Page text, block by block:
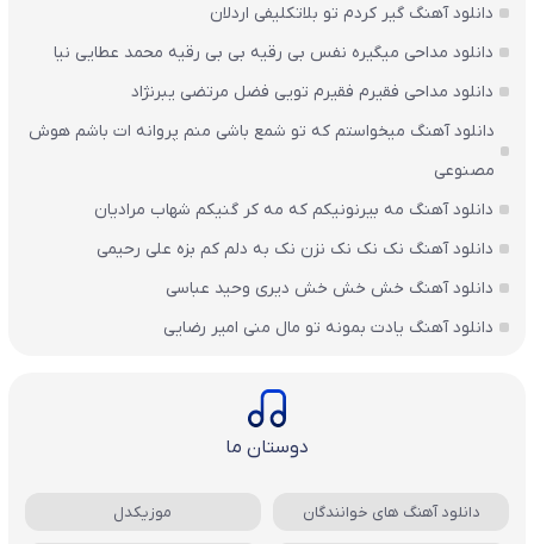
دانلود آهنگ گیر کردم تو بلاتکلیفی اردلان
دانلود مداحی میگیره نفس بی رقیه بی بی رقیه محمد عطایی نیا
دانلود مداحی فقیرم فقیرم تویی فضل مرتضی یبرنژاد
دانلود آهنگ میخواستم که تو شمع باشی منم پروانه ات باشم هوش
مصنوعی
دانلود آهنگ مه بیرنونیکم که مه کر گنیکم شهاب مرادیان
دانلود آهنگ نک نک نک نزن نک به دلم کم بزه علی رحیمی
دانلود آهنگ خش خش خش دیری وحید عباسی
دانلود آهنگ یادت بمونه تو مال منی امیر رضایی
دوستان ما
دانلود آهنگ های خوانندگان موزیکدل